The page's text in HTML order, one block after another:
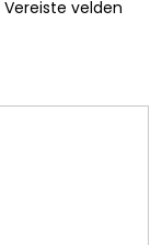
Vereiste velden